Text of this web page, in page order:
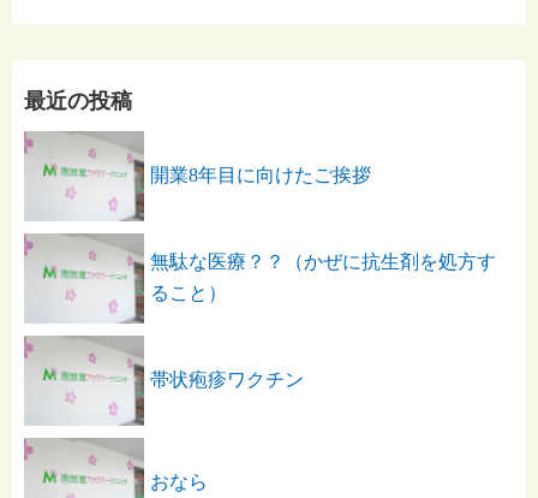
最近の投稿
開業8年目に向けたご挨拶
無駄な医療？？（かぜに抗生剤を処方す
ること）
帯状疱疹ワクチン
おなら